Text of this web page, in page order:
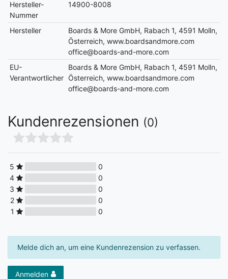
Hersteller-
Nummer
14900-8008
Hersteller
Boards & More GmbH, Rabach 1, 4591 Molln,
Österreich, www.boardsandmore.com
office@boards-and-more.com
EU-
Verantwortlicher
Boards & More GmbH, Rabach 1, 4591 Molln,
Österreich, www.boardsandmore.com
office@boards-and-more.com
Kundenrezensionen (0)
5
0
4
0
3
0
2
0
1
0
Melde dich an, um eine Kundenrezension zu verfassen.
Anmelden